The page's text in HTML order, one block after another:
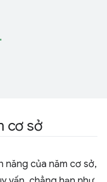
cơ sở
năng của năm cơ sở,